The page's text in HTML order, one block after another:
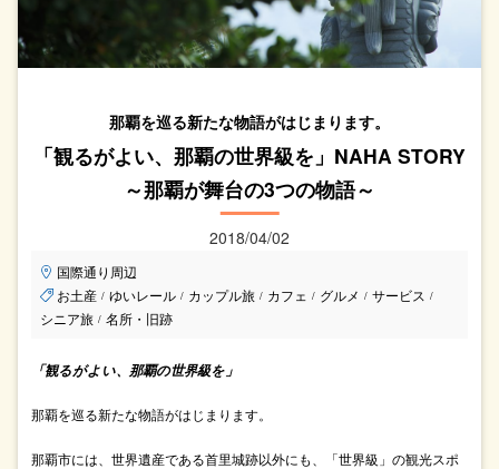
那覇を巡る新たな物語がはじまります。
「観るがよい、那覇の世界級を」NAHA STORY
～那覇が舞台の3つの物語～
2018/04/02
国際通り周辺
お土産 / ゆいレール / カップル旅 / カフェ / グルメ / サービス /
シニア旅 / 名所・旧跡
「観るがよい、那覇の世界級を」
那覇を巡る新たな物語がはじまります。
那覇市には、世界遺産である首里城跡以外にも、「世界級」の観光スポ